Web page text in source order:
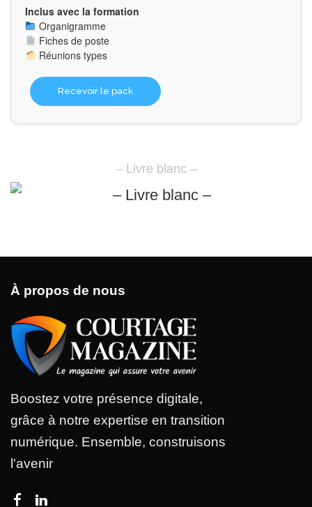
Inclus avec la formation
Organigramme
Fiches de poste
Réunions types
Recevoir le pack
– Livre blanc –
À propos de nous
Boostez votre présence digitale,
grâce à notre expertise en transition
numérique. Ensemble, construisons
l'avenir